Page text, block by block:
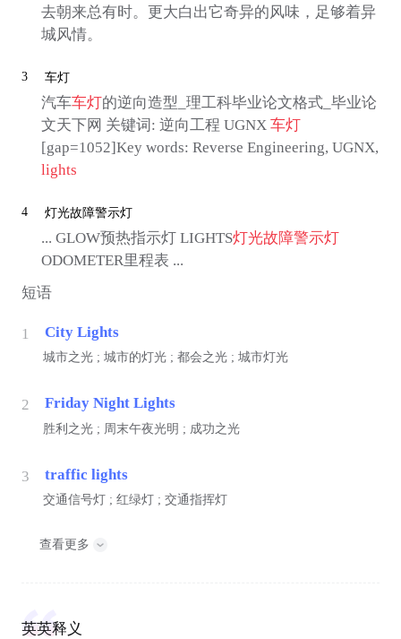
去朝来总有时。更大白出它奇异的风味，足够着异
城风情。
3 车灯
汽车车灯的逆向造型_理工科毕业论文格式_毕业论
文天下网 关键词: 逆向工程 UGNX 车灯
[gap=1052]Key words: Reverse Engineering, UGNX,
lights
4 灯光故障警示灯
... GLOW预热指示灯 LIGHTS灯光故障警示灯
ODOMETER里程表 ...
短语
1 City Lights
城市之光 ; 城市的灯光 ; 都会之光 ; 城市灯光
2 Friday Night Lights
胜利之光 ; 周末午夜光明 ; 成功之光
3 traffic lights
交通信号灯 ; 红绿灯 ; 交通指挥灯
查看更多
英英释义